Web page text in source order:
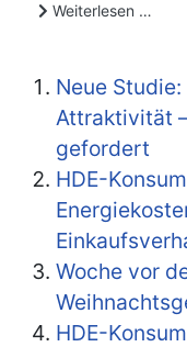
Weiterlesen …
Neue
Attraktivität
gefordert
HDE-
Woche vor
HDE-